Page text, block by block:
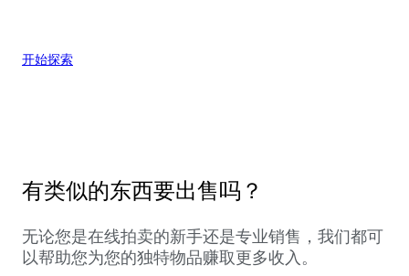
开始探索
有类似的东西要出售吗？
无论您是在线拍卖的新手还是专业销售，我们都可
以帮助您为您的独特物品赚取更多收入。